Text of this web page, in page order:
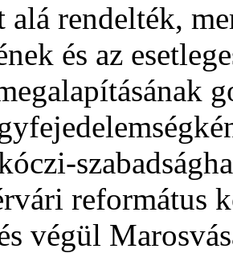
alá rendelték,
és az
református
végül